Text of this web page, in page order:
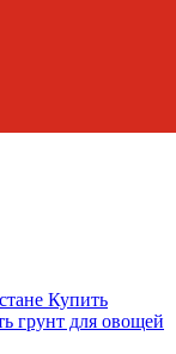
Купить
грунт для овощей